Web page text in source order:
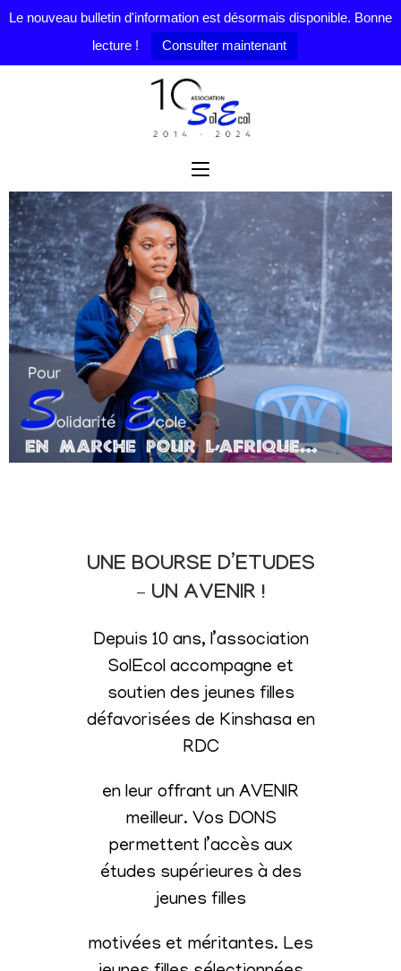
Le nouveau bulletin d'information est désormais disponible. Bonne
lecture !
Consulter maintenant
UNE BOURSE D’ETUDES
– UN AVENIR !
Depuis 10 ans, l’association
SolEcol accompagne et
soutien des jeunes filles
défavorisées de Kinshasa en
RDC
en leur offrant un AVENIR
meilleur. Vos DONS
permettent l’accès aux
études supérieures à des
jeunes filles
motivées et méritantes. Les